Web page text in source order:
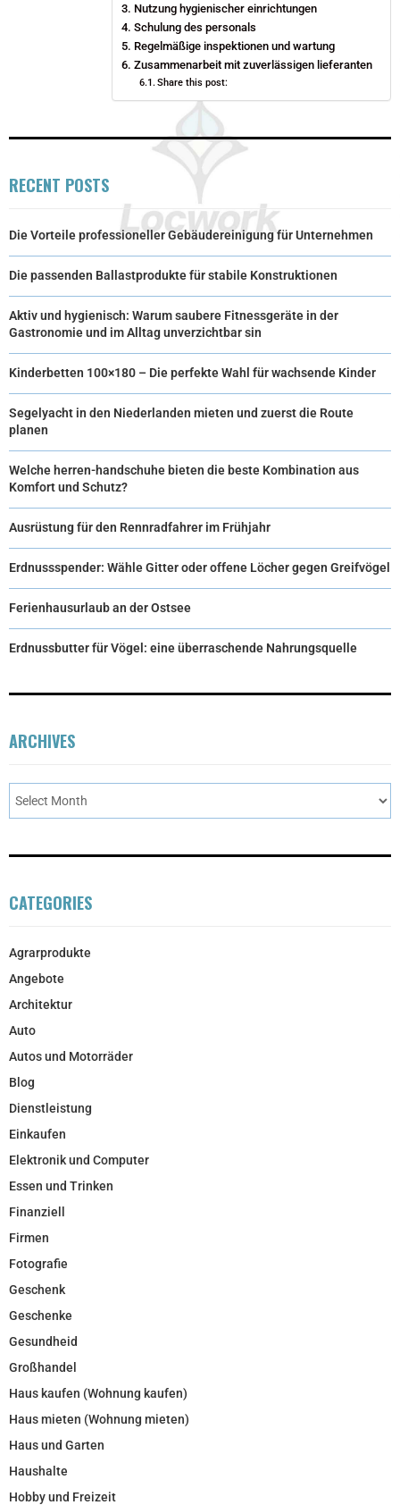
O
K
E
S
T
I
N
Nutzung hygienischer einrichtungen
Schulung des personals
Regelmäßige inspektionen und wartung
Zusammenarbeit mit zuverlässigen lieferanten
Share this post:
RECENT POSTS
Die Vorteile professioneller Gebäudereinigung für Unternehmen
Die passenden Ballastprodukte für stabile Konstruktionen
Aktiv und hygienisch: Warum saubere Fitnessgeräte in der
Gastronomie und im Alltag unverzichtbar sin
Kinderbetten 100×180 – Die perfekte Wahl für wachsende Kinder
Segelyacht in den Niederlanden mieten und zuerst die Route
planen
Welche herren-handschuhe bieten die beste Kombination aus
Komfort und Schutz?
Ausrüstung für den Rennradfahrer im Frühjahr
Erdnussspender: Wähle Gitter oder offene Löcher gegen Greifvögel
Ferienhausurlaub an der Ostsee
Erdnussbutter für Vögel: eine überraschende Nahrungsquelle
ARCHIVES
CATEGORIES
Agrarprodukte
Angebote
Architektur
Auto
Autos und Motorräder
Blog
Dienstleistung
Einkaufen
Elektronik und Computer
Essen und Trinken
Finanziell
Firmen
Fotografie
Geschenk
Geschenke
Gesundheid
Großhandel
Haus kaufen (Wohnung kaufen)
Haus mieten (Wohnung mieten)
Haus und Garten
Haushalte
Hobby und Freizeit